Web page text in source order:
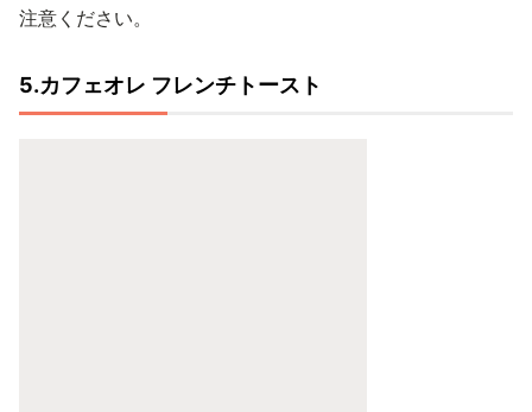
注意ください。
5.カフェオレ フレンチトースト